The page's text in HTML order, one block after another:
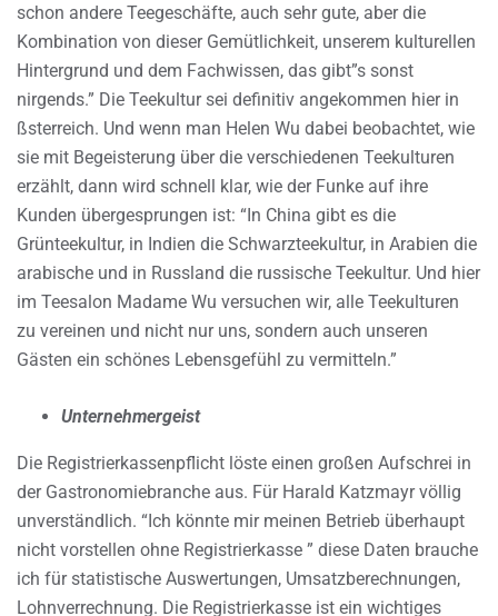
schon andere Teegeschäfte, auch sehr gute, aber die
Kombination von dieser Gemütlichkeit, unserem kulturellen
Hintergrund und dem Fachwissen, das gibt”s sonst
nirgends.” Die Teekultur sei definitiv angekommen hier in
ßsterreich. Und wenn man Helen Wu dabei beobachtet, wie
sie mit Begeisterung über die verschiedenen Teekulturen
erzählt, dann wird schnell klar, wie der Funke auf ihre
Kunden übergesprungen ist: “In China gibt es die
Grünteekultur, in Indien die Schwarzteekultur, in Arabien die
arabische und in Russland die russische Teekultur. Und hier
im Teesalon Madame Wu versuchen wir, alle Teekulturen
zu vereinen und nicht nur uns, sondern auch unseren
Gästen ein schönes Lebensgefühl zu vermitteln.”
Unternehmergeist
Die Registrierkassenpflicht löste einen großen Aufschrei in
der Gastronomiebranche aus. Für Harald Katzmayr völlig
unverständlich. “Ich könnte mir meinen Betrieb überhaupt
nicht vorstellen ohne Registrierkasse ” diese Daten brauche
ich für statistische Auswertungen, Umsatzberechnungen,
Lohnverrechnung. Die Registrierkasse ist ein wichtiges